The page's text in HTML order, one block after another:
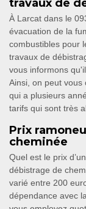
travaux de
À Larcat dans le
évacuation de la
combustibles pour
travaux de
vous informons
Ainsi, on peut vous
qui a plusieurs
tarifs qui sont très
Prix
cheminée
Quel est le prix
débistrage de
varié entre 200
dépendance avec